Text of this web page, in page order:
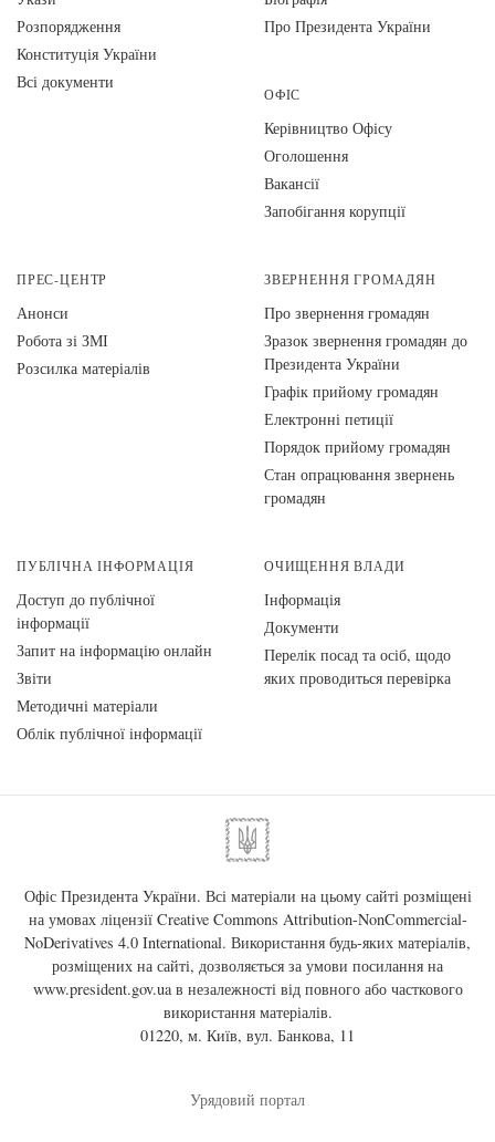
Розпорядження
Конституція України
Всі документи
Про Президента України
ОФІС
Керівництво Офісу
Оголошення
Вакансії
Запобігання корупції
ПРЕС-ЦЕНТР
Анонси
Робота зі ЗМІ
Розсилка матеріалів
ЗВЕРНЕННЯ ГРОМАДЯН
Про звернення громадян
Зразок звернення громадян до
Президента України
Графік прийому громадян
Електронні петиції
Порядок прийому громадян
Стан опрацювання звернень
громадян
ПУБЛІЧНА ІНФОРМАЦІЯ
Доступ до публічної
інформації
Запит на інформацію онлайн
Звіти
Методичні матеріали
Облік публічної інформації
ОЧИЩЕННЯ ВЛАДИ
Інформація
Документи
Перелік посад та осіб, щодо
яких проводиться перевірка
Офіс Президента України. Всі матеріали на цьому сайті розміщені
на умовах ліцензії Creative Commons Attribution-NonCommercial-
NoDerivatives 4.0 International. Використання будь-яких матеріалів,
розміщених на сайті, дозволяється за умови посилання на
www.president.gov.uaв незалежності від повного або часткового
використання матеріалів.
01220, м. Київ, вул. Банкова, 11
Урядовий портал